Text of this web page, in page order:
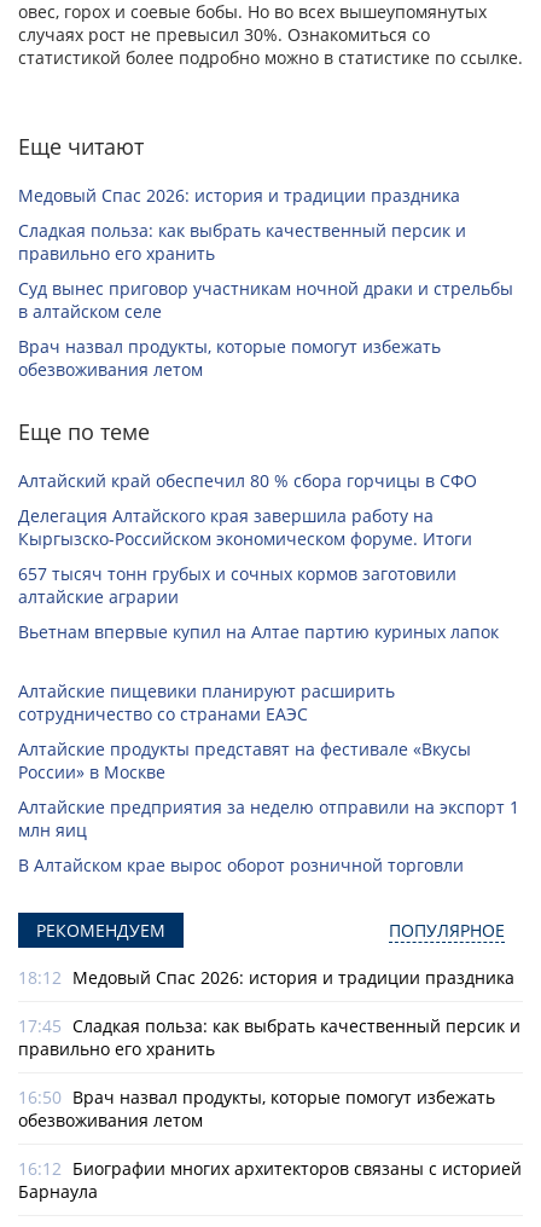
овес, горох и соевые бобы. Но во всех вышеупомянутых
случаях рост не превысил 30%. Ознакомиться со
статистикой более подробно можно в статистике по ссылке.
Еще читают
Медовый Спас 2026: история и традиции праздника
Сладкая польза: как выбрать качественный персик и
правильно его хранить
Суд вынес приговор участникам ночной драки и стрельбы
в алтайском селе
Врач назвал продукты, которые помогут избежать
обезвоживания летом
Еще по теме
Алтайский край обеспечил 80 % сбора горчицы в СФО
Делегация Алтайского края завершила работу на
Кыргызско-Российском экономическом форуме. Итоги
657 тысяч тонн грубых и сочных кормов заготовили
алтайские аграрии
Вьетнам впервые купил на Алтае партию куриных лапок
Алтайские пищевики планируют расширить
сотрудничество со странами ЕАЭС
Алтайские продукты представят на фестивале «Вкусы
России» в Москве
Алтайские предприятия за неделю отправили на экспорт 1
млн яиц
В Алтайском крае вырос оборот розничной торговли
РЕКОМЕНДУЕМ ПОПУЛЯРНОЕ
18:12 Медовый Спас 2026: история и традиции праздника
17:45 Сладкая польза: как выбрать качественный персик и
правильно его хранить
16:50 Врач назвал продукты, которые помогут избежать
обезвоживания летом
16:12 Биографии многих архитекторов связаны с историей
Барнаула